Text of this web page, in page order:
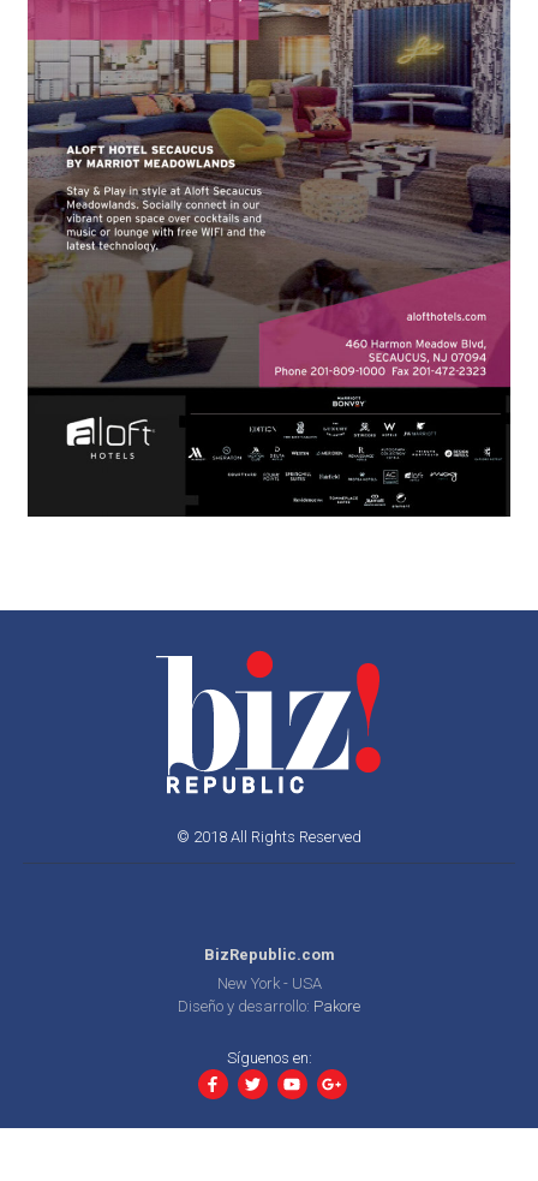
© 2018 All Rights Reserved
BizRepublic.com
New York - USA
Diseño y desarrollo: Pakore
Síguenos en: